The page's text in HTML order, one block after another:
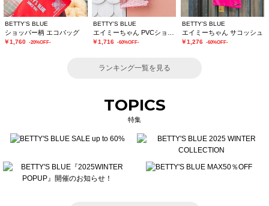
BETTY'S BLUE
ショッパー柄 エコバッグ
￥1,760 -20%OFF-
BETTY'S BLUE
￥1,716 -60%OFF-
BETTY'S BLUE
エイミーちゃん サコッシュ
￥1,276 -60%OFF-
ランキング一覧を見る
TOPICS
特集